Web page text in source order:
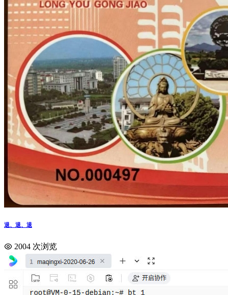
退、退、退
2004 次浏览